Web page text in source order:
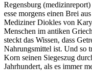
Regensburg
esse morgens einen Brei
Mediziner Diokles von
Menschen im antiken
steckt das Wissen, dass
Nahrungsmittel ist. Und so
Korn seinen Siegeszug
Jahrhundert, als es immer